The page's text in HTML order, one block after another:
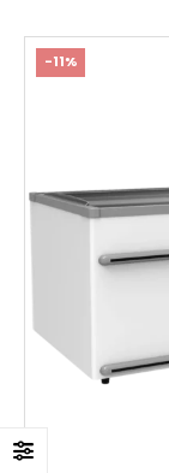
-11%